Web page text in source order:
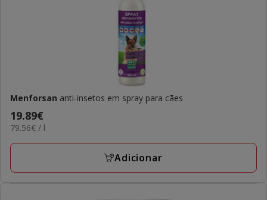
Menforsan anti-insetos em spray para cães
Preço
19.89€
19.89€
79.56€
L
79.56€ / l
Adicionar